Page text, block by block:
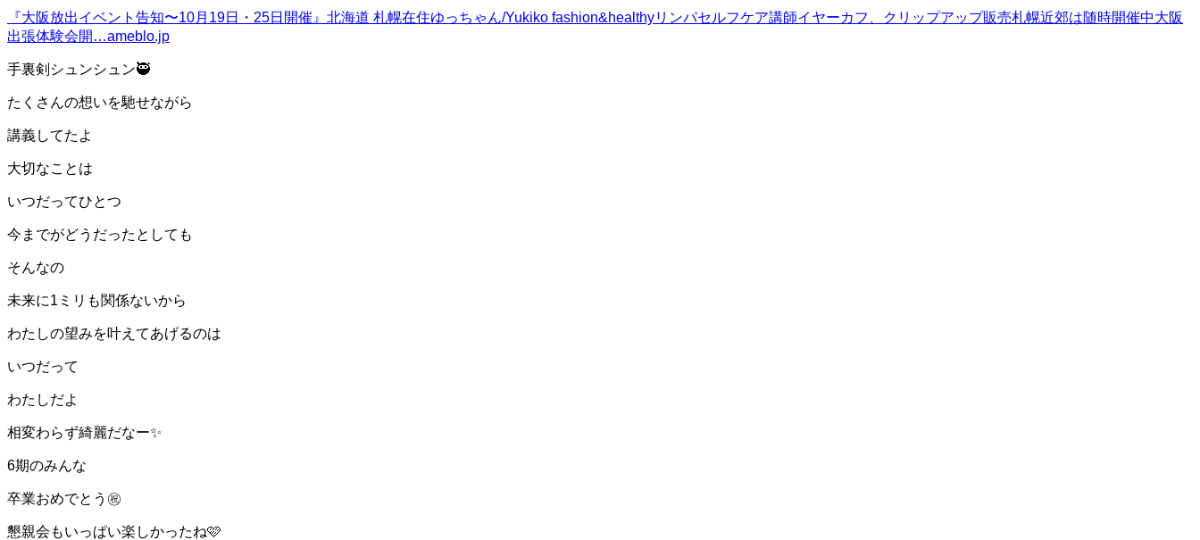
『大阪放出イベント告知〜10月19日・25日開催』 北海道 札幌在住ゆっちゃん/Yukiko fashion&healthyリンパセルフケア講師イヤーカフ、クリップアップ販売札幌近郊は随時開催中大阪
出張体験会開…ameblo.jp
手裏剣シュンシュン🥷
たくさんの想いを馳せながら
講義してたよ
大切なことは
いつだってひとつ
今までがどうだったとしても
そんなの
未来に1ミリも関係ないから
わたしの望みを叶えてあげるのは
いつだって
わたしだよ
相変わらず綺麗だなー✨
6期のみんな
卒業おめでとう㊗️
懇親会もいっぱい楽しかったね🩷